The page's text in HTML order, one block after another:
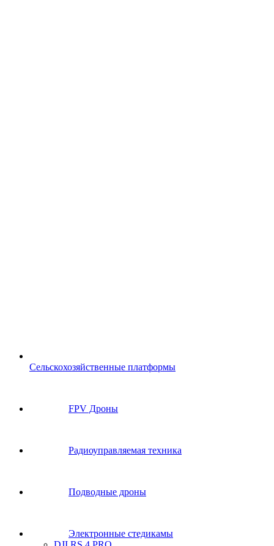
Сельскохозяйственные платформы
FPV Дроны
Радиоуправляемая техника
Подводные дроны
Электронные стедикамы